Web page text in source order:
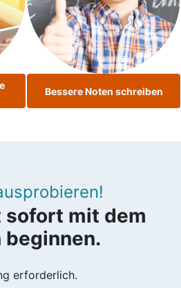
Bessere Noten schreiben
sofort mit dem
beginnen.
erforderlich.